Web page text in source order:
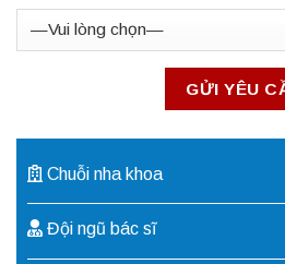
Chuỗi nha khoa
Đội ngũ bác sĩ